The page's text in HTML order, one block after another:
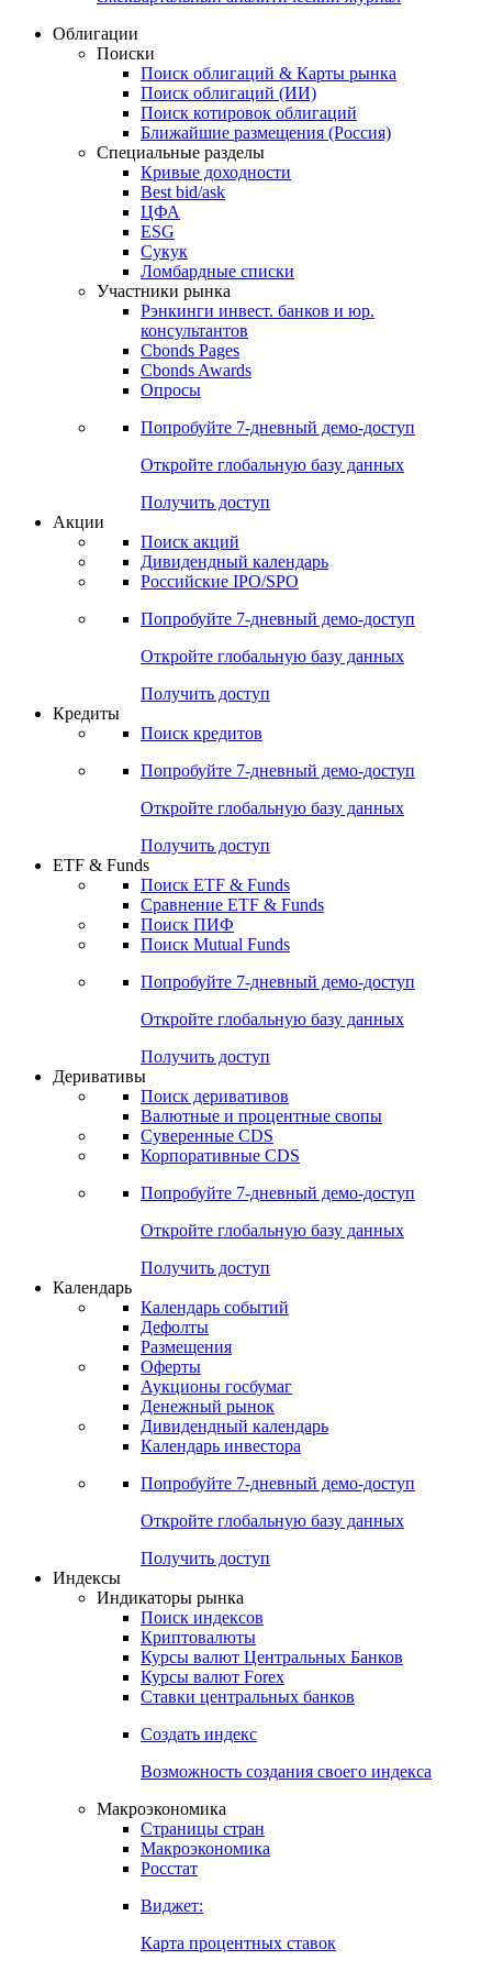
Облигации
Поиски
Поиск облигаций & Карты рынка
Поиск облигаций (ИИ)
Поиск котировок облигаций
Ближайшие размещения (Россия)
Специальные разделы
Кривые доходности
Best bid/ask
ЦФА
ESG
Сукук
Ломбардные списки
Участники рынка
Рэнкинги инвест. банков и юр.
консультантов
Cbonds Pages
Cbonds Awards
Опросы
Попробуйте 7-дневный демо-доступ
Откройте глобальную базу данных
Получить доступ
Акции
Поиск акций
Дивидендный календарь
Российские IPO/SPO
Попробуйте 7-дневный демо-доступ
Откройте глобальную базу данных
Получить доступ
Кредиты
Поиск кредитов
Попробуйте 7-дневный демо-доступ
Откройте глобальную базу данных
Получить доступ
ETF & Funds
Поиск ETF & Funds
Сравнение ETF & Funds
Поиск ПИФ
Поиск Mutual Funds
Попробуйте 7-дневный демо-доступ
Откройте глобальную базу данных
Получить доступ
Деривативы
Поиск деривативов
Валютные и процентные свопы
Суверенные CDS
Корпоративные CDS
Попробуйте 7-дневный демо-доступ
Откройте глобальную базу данных
Получить доступ
Календарь
Календарь событий
Дефолты
Размещения
Оферты
Аукционы госбумаг
Денежный рынок
Дивидендный календарь
Календарь инвестора
Попробуйте 7-дневный демо-доступ
Откройте глобальную базу данных
Получить доступ
Индексы
Индикаторы рынка
Поиск индексов
Криптовалюты
Курсы валют Центральных Банков
Курсы валют Forex
Ставки центральных банков
Создать индекс
Возможность создания своего индекса
Макроэкономика
Страницы стран
Макроэкономика
Росстат
Виджет:
Карта процентных ставок